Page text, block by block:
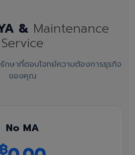
& Maintenance
Service
กษาที่ตอบโจทย์ความต้องการธุรกิจ
ของคุณ
No MA
฿